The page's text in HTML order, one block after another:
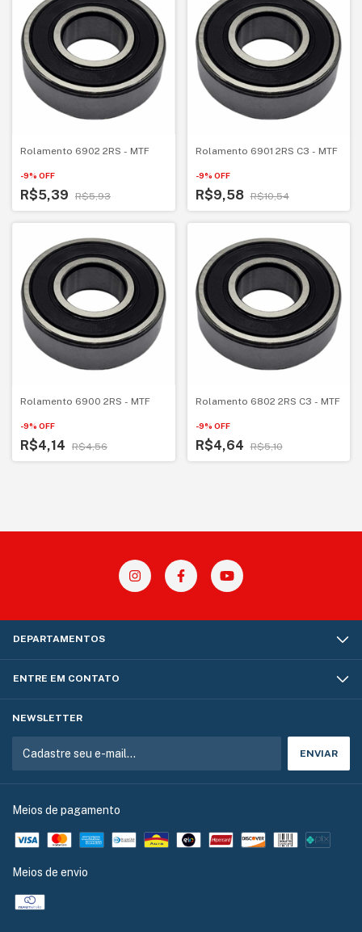
Rolamento 6902 2RS - MTF
-9% OFF
R$5,39 R$5,93
Rolamento 6901 2RS C3 - MTF
-9% OFF
R$9,58 R$10,54
Rolamento 6900 2RS - MTF
-9% OFF
R$4,14 R$4,56
Rolamento 6802 2RS C3 - MTF
-9% OFF
R$4,64 R$5,10
DEPARTAMENTOS
ENTRE EM CONTATO
NEWSLETTER
Meios de pagamento
Meios de envio